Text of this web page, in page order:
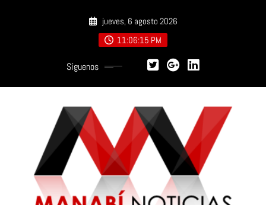
jueves, 6 agosto 2026
11:06:16 PM
Síguenos